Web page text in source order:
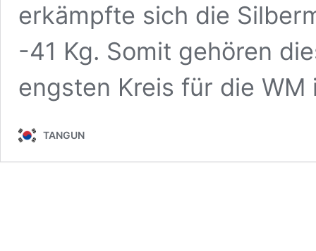
erkämpfte sich die
-41 Kg. Somit gehören
engsten Kreis für die
TANGUN